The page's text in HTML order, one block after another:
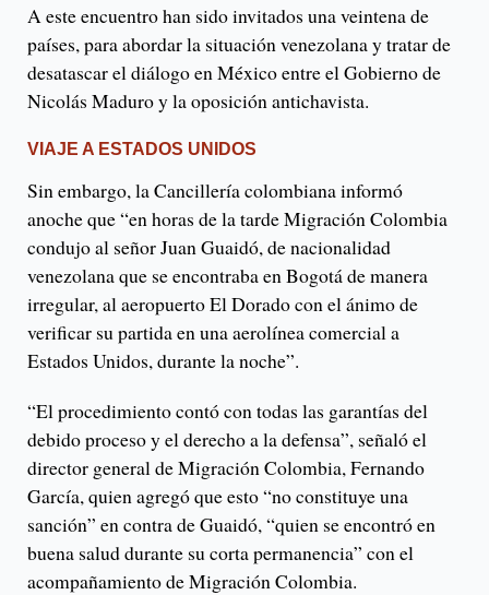
A este encuentro han sido invitados una veintena de
países, para abordar la situación venezolana y tratar de
desatascar el diálogo en México entre el Gobierno de
Nicolás Maduro y la oposición antichavista.
VIAJE A ESTADOS UNIDOS
Sin embargo, la Cancillería colombiana informó
anoche que “en horas de la tarde Migración Colombia
condujo al señor Juan Guaidó, de nacionalidad
venezolana que se encontraba en Bogotá de manera
irregular, al aeropuerto El Dorado con el ánimo de
verificar su partida en una aerolínea comercial a
Estados Unidos, durante la noche”.
“El procedimiento contó con todas las garantías del
debido proceso y el derecho a la defensa”, señaló el
director general de Migración Colombia, Fernando
García, quien agregó que esto “no constituye una
sanción” en contra de Guaidó, “quien se encontró en
buena salud durante su corta permanencia” con el
acompañamiento de Migración Colombia.